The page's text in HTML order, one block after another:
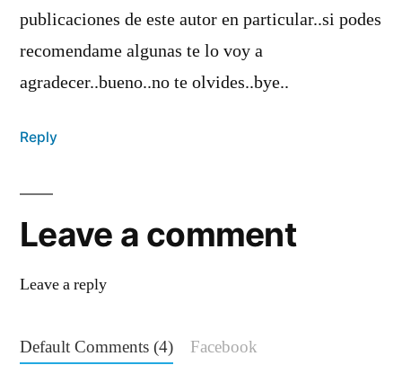
publicaciones de este autor en particular..si podes
recomendame algunas te lo voy a
agradecer..bueno..no te olvides..bye..
Reply
Leave a comment
Leave a reply
Default Comments (4) Facebook